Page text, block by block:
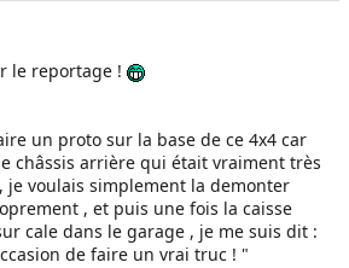
le reportage !
un proto sur la base de ce 4x4 car
châssis arrière qui était vraiment très
je voulais simplement la demonter
, et puis une fois la caisse
cale dans le garage , je me suis dit :
de faire un vrai truc ! "